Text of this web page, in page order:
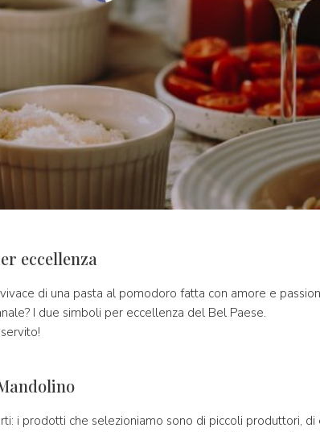
eccellenza
di una pasta al pomodoro fatta con amore e
I due simboli per eccellenza del Bel Paese.
i prodotti che selezioniamo sono di piccoli produttori,